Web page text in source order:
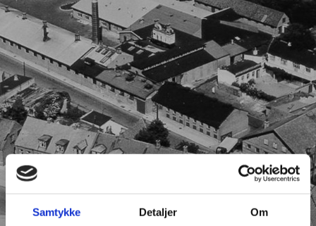
Samtykke Detaljer Om